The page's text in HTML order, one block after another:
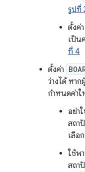
รูปที่
ตั้งค่า
เป็น
ที่ 4
ตั้งค่า
ว่างได้ หาก
กำหนดค่า
อย่า
สถา
เลือ
ใช้พ
สถา